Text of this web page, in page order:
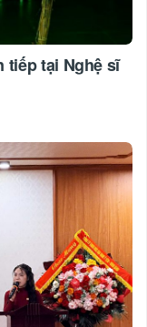
tiếp tại Nghệ sĩ